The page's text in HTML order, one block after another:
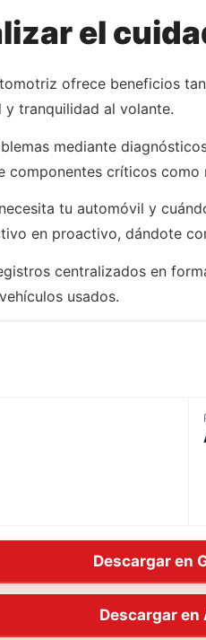
el
ofrece beneficios
tranquilidad al volante.
mediante
críticos como
tu automóvil y
en proactivo, dándote
centralizados en
usados.
Descargar en
Descargar en